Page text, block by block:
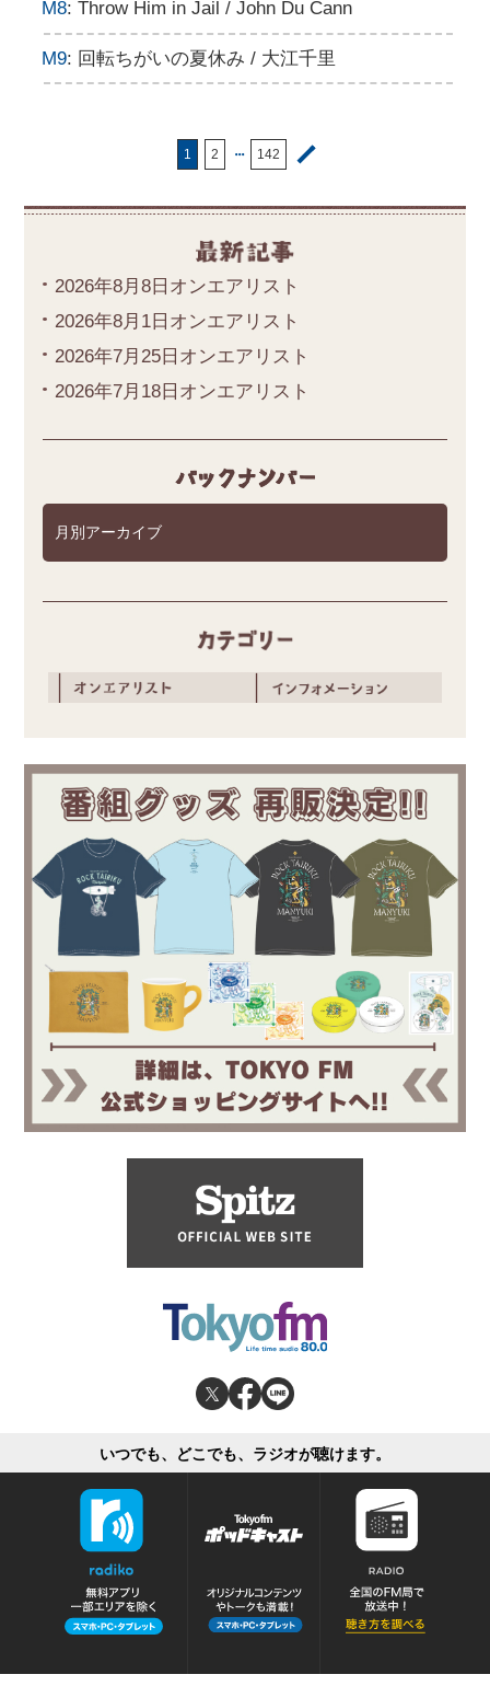
M8: Throw Him in Jail / John Du Cann
M9: 回転ちがいの夏休み / 大江千里
1 2 ・・・ 142
2026年8月8日オンエアリスト
2026年8月1日オンエアリスト
2026年7月25日オンエアリスト
2026年7月18日オンエアリスト
いつでも、どこでも、ラジオが聴けます。